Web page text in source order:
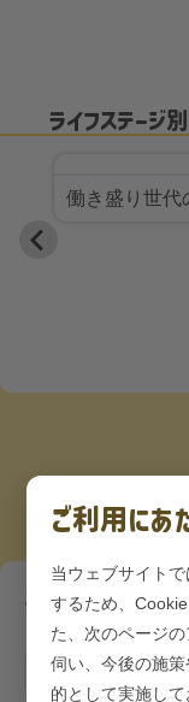
ライフステージ
お知らせ
2026/05/15
ご利用にあ
当ウェブサイト
するため、
た、次のページ
伺い、今後の施
的として実施し